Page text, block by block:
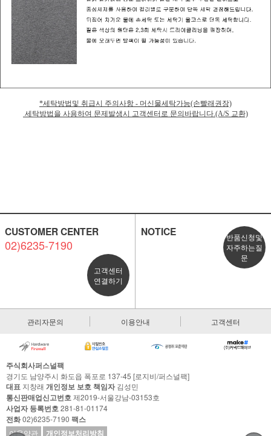
*세탁방법및 취급시 주의사항 - 머신물세탁가능(손빨래권장)
세탁방법을 사용하여 문제발생시 고객센터로 문의바랍니다.(A/S 교환)
CUSTOMER CENTER
02)6235-7190
고객센터
연결하기
NOTICE
반품신청및
자주하는질
문
관리자문의 이용안내 고객센터
주식회사퍼스널팩
경기도 남양주시 화도읍 폭포로 137-45 [로지비/퍼스널팩]
대표 지창래 개인정보 보호 책임자김성민
통신판매업신고번호제2019-서울강남-03153호
사업자 등록번호281-81-01174
전화02)6235-7190 팩스
이용약관 개인정보처리방침